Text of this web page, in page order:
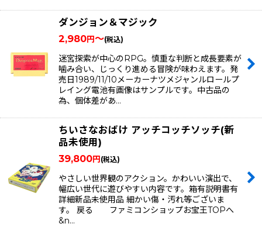
ダンジョン＆マジック
2,980円～(税込)
迷宮探索が中心のRPG。慎重な判断と成長要素が
噛み合い、じっくり進める冒険が味わえます。発
売日1989/11/10メーカーナツメジャンルロールプ
レイング電池有画像はサンプルです。中古品の
為、個体差があ…
ちいさなおばけ アッチコッチソッチ(新
品未使用)
39,800円 (税込)
やさしい世界観のアクション。かわいい演出で、
幅広い世代に遊びやすい内容です。箱有説明書有
詳細新品未使用品 細かい傷・汚れ等ございま
す。 戻る ファミコンショップお宝王TOPへ
&n…